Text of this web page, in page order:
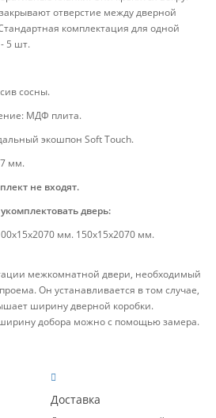
отверстие между дверной
комплектация для одной
5 шт.
сосны.
МДФ плита.
экошпон Soft Touch.
мм.
не входят.
дверь:
мм. 150x15х2070 мм.
межкомнатной двери, необходимый
Он устанавливается в том случае,
ширину дверной коробки.
добора можно с помощью замера.
Доставка